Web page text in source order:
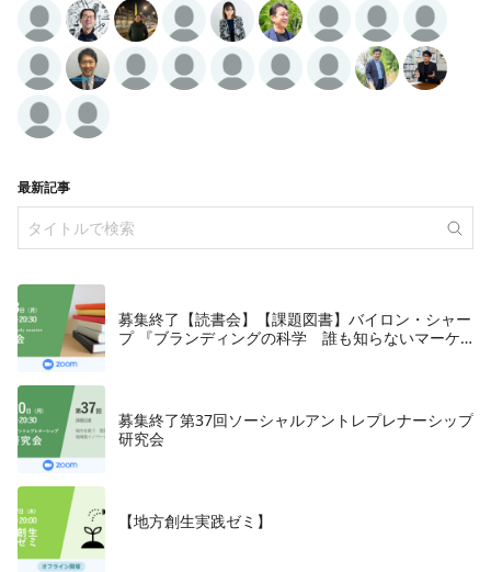
最新記事
募集終了【読書会】【課題図書】バイロン・シャー
プ 『ブランディングの科学 誰も知らないマーケ
募集終了第37回ソーシャルアントレプレナーシップ
研究会
【地方創生実践ゼミ】